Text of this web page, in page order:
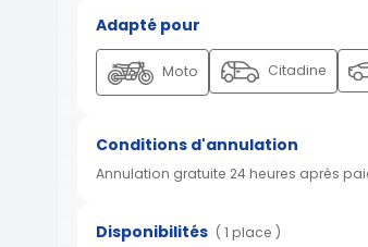
Adapté pour
Moto Citadine
Conditions d'annulation
Annulation gratuite 24 heures après
Disponibilités ( 1 place )